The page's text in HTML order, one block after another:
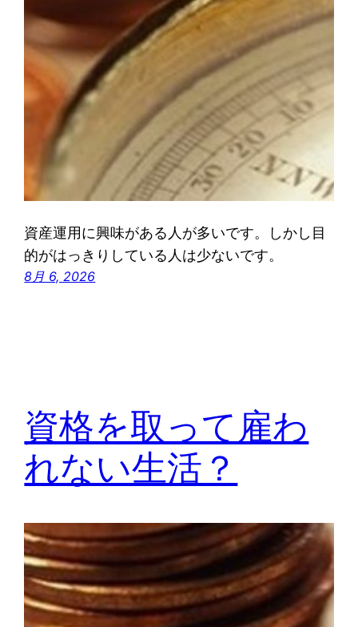
資産運用に興味がある人が多いです。しかし目
的がはっきりしている人は少ないです。
8月 6, 2026
資格を取って雇わ
れない生活？